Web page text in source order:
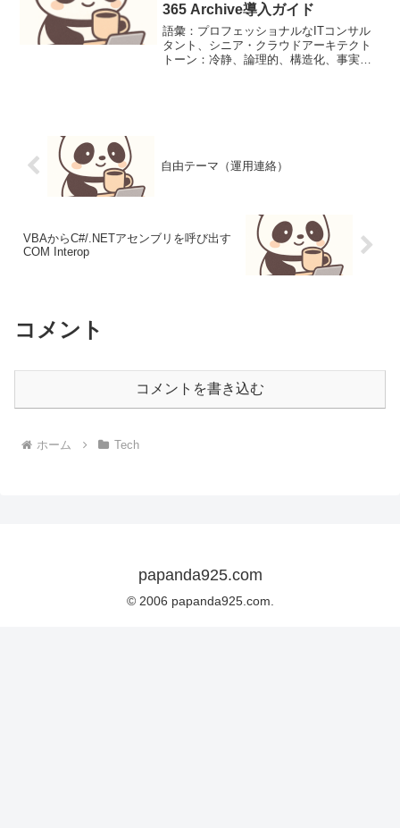
365 Archive導入ガイド
語彙：プロフェッショナルなITコンサル
タント、シニア・クラウドアーキテクト
トーン：冷静、論理的、構造化、事実に
自由テーマ（運用連絡）
VBAからC#/.NETアセンブリを呼び出す
COM Interop
コメント
コメントを書き込む
ホーム Tech
papanda925.com
© 2006 papanda925.com.